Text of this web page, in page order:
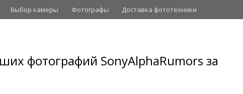
Выбор камеры Фотографы Доставка фототехники
фотографий SonyAlphaRumors за